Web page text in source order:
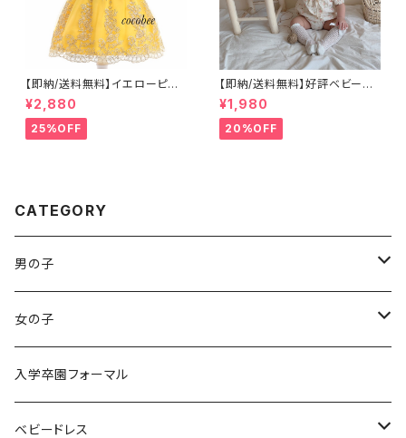
【即納/送料無料】イエローピン
ク色子どもドレスゴールド刺
繍 女の子子供ドレス 発表会
ドレスジュニア キッズドレス
七五三撮影女の子リングガール
¥2,880
25%OFF
【即納/送料無料】好評ベビーロ
ンパース新生児女の子花柄ロン
パース長袖子供ロンパース S
NS映えロンパース ハーフバー
スデー 結婚式 お誕生日
¥1,980
20%OFF
CATEGORY
男の子
袴ロンパース
女の子
袴ロンパース
入学卒園フォーマル
ベビードレス